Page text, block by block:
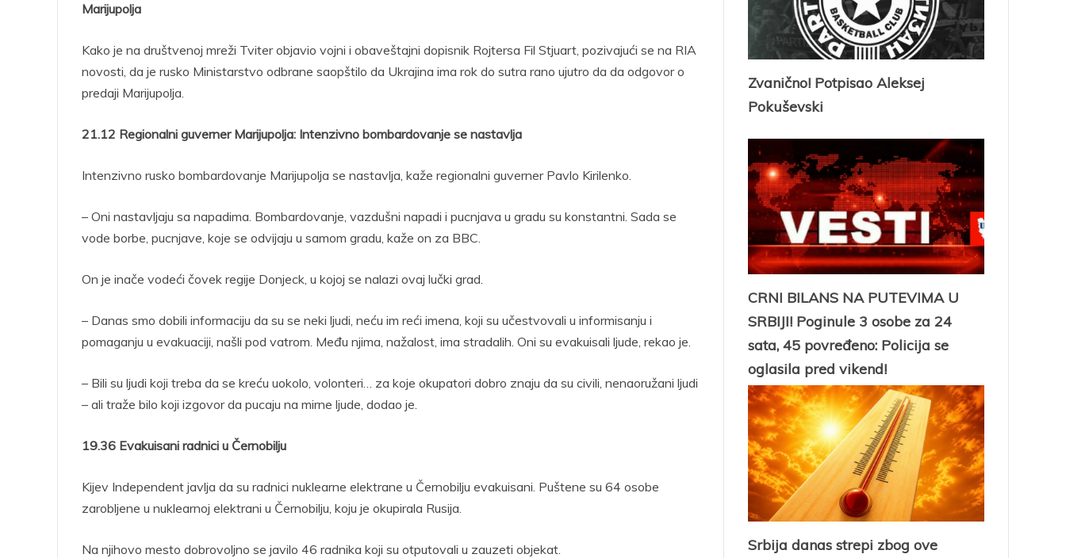
Marijupolja
Kako je na društvenoj mreži Tviter objavio vojni i obaveštajni dopisnik Rojtersa Fil Stjuart, pozivajući se na RIA
novosti, da je rusko Ministarstvo odbrane saopštilo da Ukrajina ima rok do sutra rano ujutro da da odgovor o
predaji Marijupolja.
21.12 Regionalni guverner Marijupolja: Intenzivno bombardovanje se nastavlja
Intenzivno rusko bombardovanje Marijupolja se nastavlja, kaže regionalni guverner Pavlo Kirilenko.
– Oni nastavljaju sa napadima. Bombardovanje, vazdušni napadi i pucnjava u gradu su konstantni. Sada se
vode borbe, pucnjave, koje se odvijaju u samom gradu, kaže on za BBC.
On je inače vodeći čovek regije Donjeck, u kojoj se nalazi ovaj lučki grad.
– Danas smo dobili informaciju da su se neki ljudi, neću im reći imena, koji su učestvovali u informisanju i
pomaganju u evakuaciji, našli pod vatrom. Među njima, nažalost, ima stradalih. Oni su evakuisali ljude, rekao je.
– Bili su ljudi koji treba da se kreću uokolo, volonteri… za koje okupatori dobro znaju da su civili, nenaoružani ljudi
– ali traže bilo koji izgovor da pucaju na mirne ljude, dodao je.
19.36 Evakuisani radnici u Černobilju
Kijev Independent javlja da su radnici nuklearne elektrane u Černobilju evakuisani. Puštene su 64 osobe
zarobljene u nuklearnoj elektrani u Černobilju, koju je okupirala Rusija.
Na njihovo mesto dobrovoljno se javilo 46 radnika koji su otputovali u zauzeti objekat.
Zvanično! Potpisao Aleksej
Pokuševski
CRNI BILANS NA PUTEVIMA U
SRBIJI! Poginule 3 osobe za 24
sata, 45 povređeno: Policija se
oglasila pred vikend!
Srbija danas strepi zbog ove